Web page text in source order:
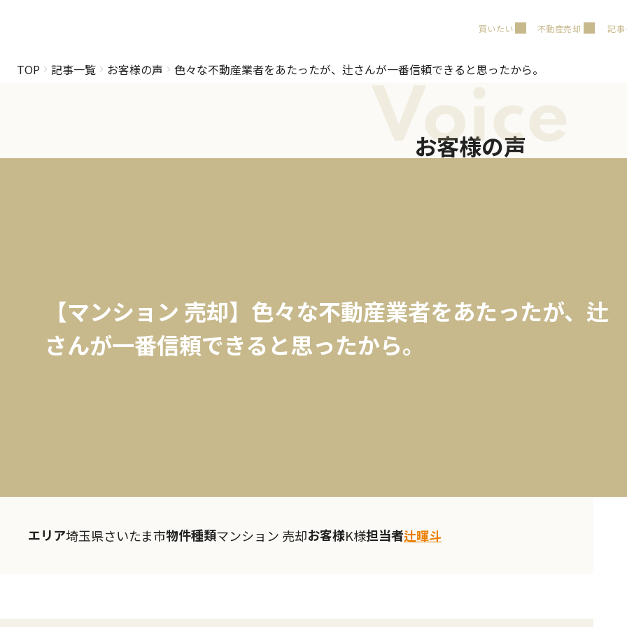
買いたい 不動産売却 記
TOP 記事一覧 お客様の声 色々な不動産業者をあたったが、辻さんが一番信頼できると思ったから。
Voice
お客様の声
【マンション 売却】色々な不動産業者をあたったが、辻
さんが一番信頼できると思ったから。
エリア埼玉県さいたま市物件種類マンション 売却お客様K様担当者辻暉斗